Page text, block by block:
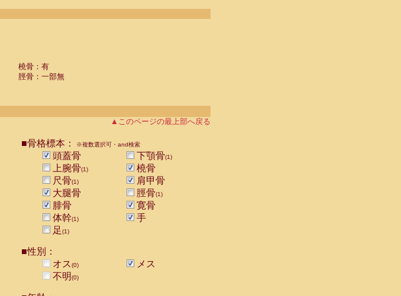
橈骨：有
脛骨：一部無
▲このページの最上部へ戻る
■骨格標本： ※複数選択可・and検索
頭蓋骨 下顎骨(1)
上腕骨(1)
橈骨
尺骨(1)
肩甲骨
大腿骨
脛骨(1)
腓骨
寛骨
体幹(1)
手
足(1)
■性別：
オス(0)
メス
不明(0)